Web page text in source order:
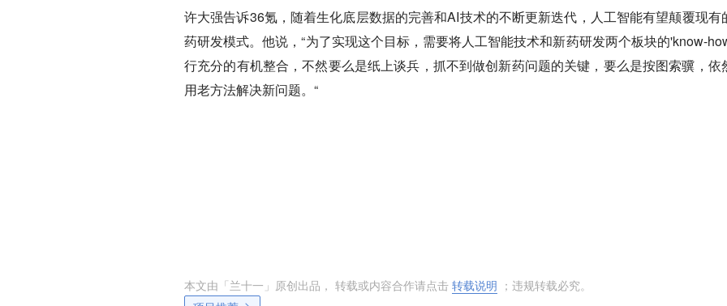
许大强告诉36氪，随着生化底层数据的完善和AI技术的不断更新迭代，人工智能有望颠覆现有
药研发模式。他说，“为了实现这个目标，需要将人工智能技术和新药研发两个板块的'know-
行充分的有机整合，不然要么是纸上谈兵，抓不到做创新药问题的关键，要么是按图索骥，依
用老方法解决新问题。“
本文由「兰十一 」原创出品， 转载或内容合作请点击 转载说明 ；违规转载必究。